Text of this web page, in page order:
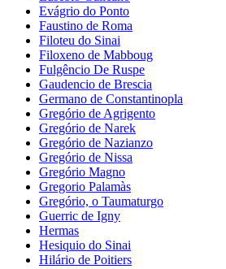
Evágrio do Ponto
Faustino de Roma
Filoteu do Sinai
Filoxeno de Mabboug
Fulgêncio De Ruspe
Gaudencio de Brescia
Germano de Constantinopla
Gregório de Agrigento
Gregório de Narek
Gregório de Nazianzo
Gregório de Nissa
Gregório Magno
Gregorio Palamàs
Gregório, o Taumaturgo
Guerric de Igny
Hermas
Hesiquio do Sinai
Hilário de Poitiers